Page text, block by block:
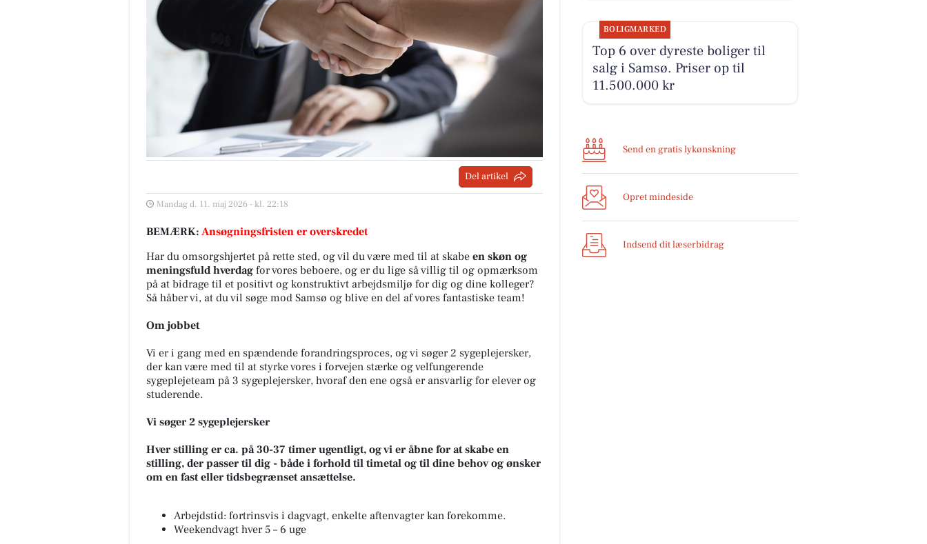
Del artikel
Mandag d. 11. maj 2026 - kl. 22:18
BEMÆRK: Ansøgningsfristen er overskredet
Har du omsorgshjertet på rette sted, og vil du være med til at skabe en skøn og
meningsfuld hverdag for vores beboere, og er du lige så villig til og opmærksom
på at bidrage til et positivt og konstruktivt arbejdsmiljø for dig og dine kolleger?
Så håber vi, at du vil søge mod Samsø og blive en del af vores fantastiske team!
Om jobbet
Vi er i gang med en spændende forandringsproces, og vi søger 2 sygeplejersker,
der kan være med til at styrke vores i forvejen stærke og velfungerende
sygeplejeteam på 3 sygeplejersker, hvoraf den ene også er ansvarlig for elever og
studerende.
Vi søger 2 sygeplejersker
Hver stilling er ca. på 30-37 timer ugentligt, og vi er åbne for at skabe en
stilling, der passer til dig - både i forhold til timetal og til dine behov og ønsker
om en fast eller tidsbegrænset ansættelse.
Arbejdstid: fortrinsvis i dagvagt, enkelte aftenvagter kan forekomme.
Weekendvagt hver 5 – 6 uge
BOLIGMARKED
Top 6 over dyreste boliger til
salg i Samsø. Priser op til
11.500.000 kr
Send en gratis lykønskning
Opret mindeside
Indsend dit læserbidrag